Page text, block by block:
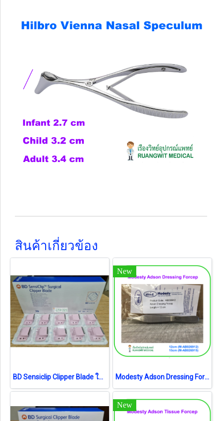
สินค้าเกี่ยวข้อง
BD Sensiclip Clipper Blade ใบมีดอ่อนโยน (4430A) (1ชิ้น) (exp 05-2025)
New
Modesty Adson Dressing Forcep (เยอรมัน)
New